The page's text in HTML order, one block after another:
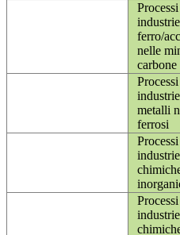
ferro/
nelle
carbone
metalli
ferrosi
industrie
industrie